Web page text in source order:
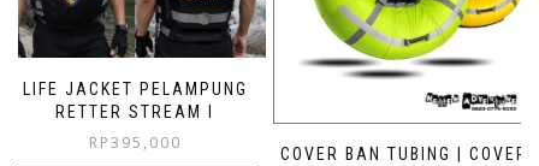
LIFE JACKET PELAMPUNG
RETTER STREAM I
RP395,000
COVER BAN TUBING | COVER